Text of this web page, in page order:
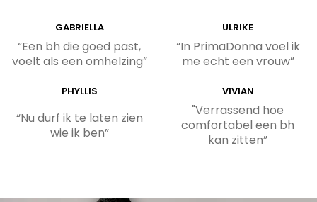
GABRIELLA
“Een bh die goed past,
voelt als een omhelzing”
ULRIKE
“In PrimaDonna voel ik
me echt een vrouw”
PHYLLIS
“Nu durf ik te laten zien
wie ik ben”
VIVIAN
"Verrassend hoe
comfortabel een bh
kan zitten”